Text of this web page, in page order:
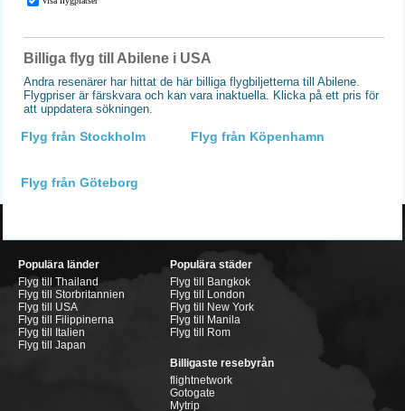
Billiga flyg till Abilene i USA
Andra resenärer har hittat de här billiga flygbiljetterna till Abilene.
Flygpriser är färskvara och kan vara inaktuella. Klicka på ett pris för
att uppdatera sökningen.
Flyg från Stockholm Flyg från Köpenhamn
Flyg från Göteborg
Populära länder
Flyg till Thailand
Flyg till Storbritannien
Flyg till USA
Flyg till Filippinerna
Flyg till Italien
Flyg till Japan
Populära städer
Flyg till Bangkok
Flyg till London
Flyg till New York
Flyg till Manila
Flyg till Rom
Billigaste resebyrån
flightnetwork
Gotogate
Mytrip